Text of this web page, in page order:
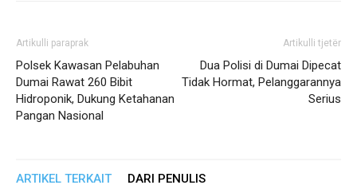
Artikulli paraprak
Polsek Kawasan Pelabuhan
Dumai Rawat 260 Bibit
Hidroponik, Dukung Ketahanan
Pangan Nasional
Artikulli tjetër
Dua Polisi di Dumai Dipecat
Tidak Hormat, Pelanggarannya
Serius
ARTIKEL TERKAIT DARI PENULIS